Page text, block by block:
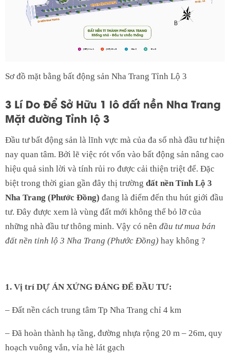
Sơ đồ mặt bằng bất động sản Nha Trang Tỉnh Lộ 3
3 Lí Do Để Sở Hữu 1 lô đất nền Nha Trang
Mặt đường Tỉnh lộ 3
Đầu tư bất động sản là lĩnh vực mà của đa số nhà đầu tư hiện
nay quan tâm. Bởi lẽ việc rót vốn vào bất động sản nâng cao
hiệu quả sinh lời và tính rủi ro được cải thiện triệt để. Đặc
biệt trong thời gian gần đây thị trường đất nền Tỉnh Lộ 3
Nha Trang (Phước Đồng) đang là điểm đến thu hút giới đầu
tư. Đây được xem là vùng đất mới không thể bỏ lỡ của
những nhà đầu tư thông minh. Vậy có nên đầu tư mua bán
đất nền tỉnh lộ 3 Nha Trang (Phước Đồng) hay không ?
1. Vị trí DỰ ÁN XỨNG ĐÁNG ĐỂ ĐẦU TƯ:
– Đất nền cách trung tâm Tp Nha Trang chỉ 4 km
– Đã hoàn thành hạ tầng, đường nhựa rộng 20 m – 26m, quy
hoạch vuông vắn, vỉa hè lát gạch